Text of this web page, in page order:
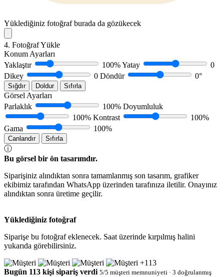
Yüklediğiniz fotoğraf burada da gözükecek
4. Fotoğraf Yükle
Konum Ayarları
Yaklaştır
100%Yatay
0
Dikey
0 Döndür 0°
Sığdır Doldur Sıfırla
Görsel Ayarları
Parlaklık
100% Doyumluluk
100% Kontrast
100%
Gama
100%
Canlandır Sıfırla
ⓘ
Bu görsel bir ön tasarımdır.
Siparişiniz alındıktan sonra tamamlanmış son tasarım, grafiker
ekibimiz tarafından WhatsApp üzerinden tarafınıza iletilir. Onayınız
alındıktan sonra üretime geçilir.
Yüklediğiniz fotoğraf
Siparişe bu fotoğraf eklenecek. Saat üzerinde kırpılmış halini
yukarıda görebilirsiniz.
+113
Bugün 113 kişi sipariş verdi 5/5 müşteri memnuniyeti · 3 doğrulanmış